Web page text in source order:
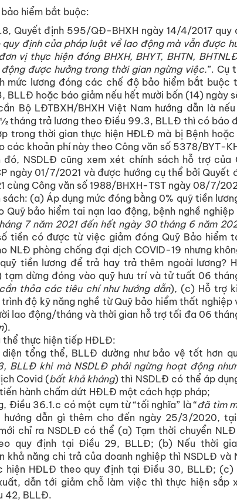
hiểm bắt buộc:
Quyết định 595/QĐ-BHXH ngày 14/4/2017 quy
định của pháp luật về lao động mà vẫn được
vị thực hiện đóng BHXH, BHYT, BHTN,
được hưởng trong thời gian ngừng việc.”. Cụ
mức lương đóng các chế độ bảo hiểm bắt buộc
BLLĐ hoặc báo giảm nếu hết mười bốn (14) ngày
Bộ LĐTBXH/BHXH Việt Nam hướng dẫn là
tháng trả lương theo Điều 99.3, BLLĐ thì có báo
trong thời gian thực hiện HĐLĐ mà bị Bệnh
các khoản phí này theo Công văn số 5378/BYT-
đó, NSDLĐ cũng xem xét chính sách hỗ trợ của
ngày 01/7/2021 và được hướng cụ thể bởi
cùng Công văn số 1988/BHXH-TST ngày 08/7/
(a) Áp dụng mức đóng bằng 0% quỹ tiền
Quỹ bảo hiểm tai nạn lao động, bệnh nghề
7 năm 2021 đến hết ngày 30 tháng 6 năm
tiền có được từ việc giảm đóng Quỹ Bảo hiểm
NLĐ phòng chống đại dịch COVID-19 nhưng
tiền lương để trả hay trả thêm ngoài lương?
tạm dừng đóng vào quỹ hưu trí và tử tuất 06
thỏa các tiêu chí như hướng dẫn), (c) Hỗ trợ
độ kỹ năng nghề từ Quỹ bảo hiểm thất
lao động/tháng và thời gian hỗ trợ tối đa 06
).
thể thực hiện tiếp HĐLĐ:
diện tổng thể, BLLĐ dường như bảo vệ tốt hơn
BLLĐ khi mà NSDLĐ phải ngừng hoạt động
Covid (bất khả kháng) thì NSDLĐ có thể áp
hành chấm dứt HĐLĐ một cách hợp pháp;
Điều 36.1.c có một cụm từ “tối nghĩa” là “đã tìm
hướng dẫn gì thêm cho đến ngày 25/3/2020,
chỉ ra NSDLĐ có thể (a) Tạm thời chuyển
quy định tại Điều 29, BLLĐ; (b) Nếu thời
khả năng chi trả của doanh nghiệp thì NSDLĐ
hiện HĐLĐ theo quy định tại Điều 30, BLLĐ; (c)
dẫn tới giảm chỗ làm việc thì thực hiện
42, BLLĐ.